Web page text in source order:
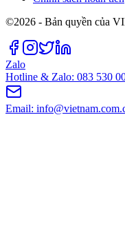
©2026 - Bản quyền của
Zalo
Hotline & Zalo: 083 530
Email: